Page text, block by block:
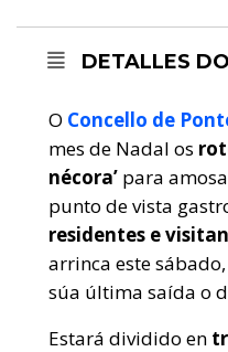
DETALLES
O Concello de
mes de Nadal os
nécora’ para
punto de vista
residentes e
arrinca este
súa última saída o
Estará dividido en